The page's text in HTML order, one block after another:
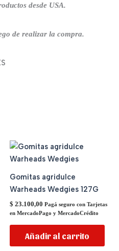
desde USA.
de realizar la compra.
Gomitas agridulce
Warheads Wedgies 127G
$ 23.100,00 Pagá seguro con Tarjetas
en MercadoPago y MercadoCrédito
Añadir al carrito